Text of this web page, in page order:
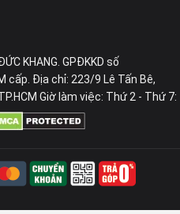
KHANG. GPĐKKD số
cấp. Địa chỉ: 223/9 Lê Tấn Bê,
Giờ làm việc: Thứ 2 - Thứ 7: